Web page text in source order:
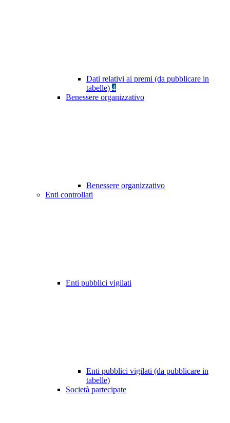
Dati relativi ai premi (da pubblicare in
tabelle) 4
Benessere organizzativo
Benessere organizzativo
Enti controllati
Enti pubblici vigilati
Enti pubblici vigilati (da pubblicare in
tabelle)
Società partecipate